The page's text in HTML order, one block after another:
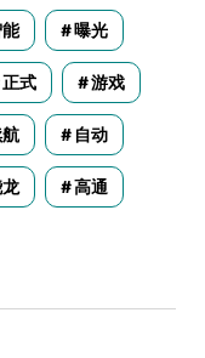
曝光
正式 游戏
自动
高通